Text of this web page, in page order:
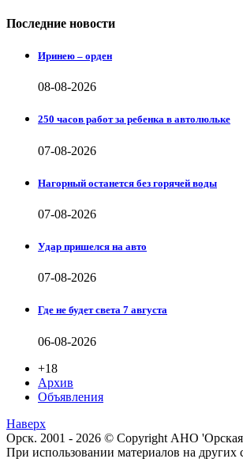
Последние новости
Иринею – орден
08-08-2026
250 часов работ за ребенка в автолюльке
07-08-2026
Нагорный останется без горячей воды
07-08-2026
Удар пришелся на авто
07-08-2026
Где не будет света 7 августа
06-08-2026
+18
Архив
Объявления
Наверх
Орск. 2001 - 2026 © Copyright АНО 'Орская
При использовании материалов на других